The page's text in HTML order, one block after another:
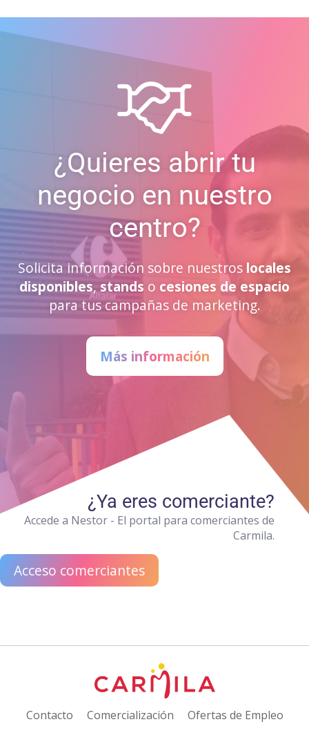
¿Quieres abrir tu
negocio en nuestro
centro?
Solicita información sobre nuestros locales
disponibles, stands o cesiones de espacio
para tus campañas de marketing.
Más información
¿Ya eres comerciante?
Accede a Nestor - El portal para comerciantes de
Carmila.
Acceso comerciantes
Contacto Comercialización Ofertas de Empleo